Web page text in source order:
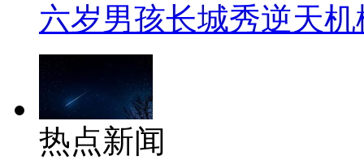
六岁男孩长城秀逆天机
热点新闻